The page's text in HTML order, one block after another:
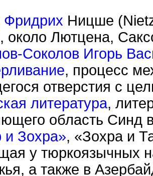
Ницше
около Лютцена,
Соколов Игорь
, процесс
отверстия с
литература,
область Синд
и Зохра», «Зохра и
у тюркоязычных
а также в